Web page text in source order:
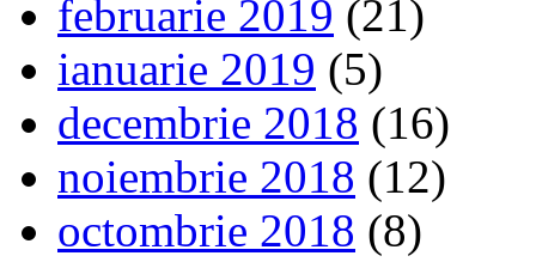
februarie 2019 (21)
ianuarie 2019 (5)
decembrie 2018 (16)
noiembrie 2018 (12)
octombrie 2018 (8)